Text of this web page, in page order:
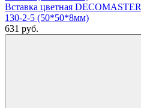
Вставка цветная DECOMASTER
130-2-5 (50*50*8мм)
631 руб.